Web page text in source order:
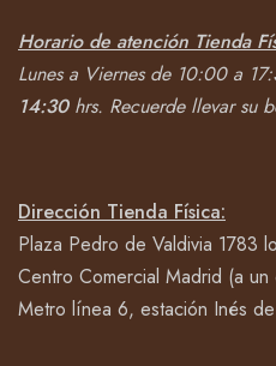
Horario de atención Tienda
Lunes a Viernes de 10:00 a
14:30hrs. Recuerde llevar su
Dirección Tienda Física:
Plaza Pedro de Valdivia 1783
Centro Comercial Madrid (a
Metro línea 6, estación Inés